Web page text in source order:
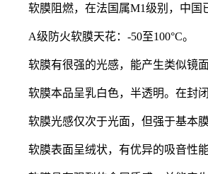
软膜阻燃，在法国属M1级别，中国
A级防火软膜天花：-50至100°C。
软膜有很强的光感，能产生类似镜
软膜本品呈乳白色，半透明。在封
软膜光感仅次于光面，但强于基本
软膜表面呈绒状，有优异的吸音性